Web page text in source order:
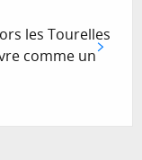
les Tourelles
comme un